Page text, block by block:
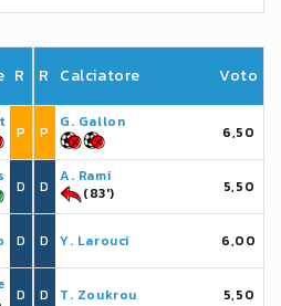
R
P
D
D
D
R Calciatore Voto
P
G. Gallon
6,50
D
A. Rami
(83')
5,50
D Y. Larouci 6,00
D T. Zoukrou 5,50